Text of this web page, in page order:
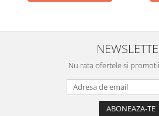
Masini batut stalpi
Pentru Casa si Camping
Aragaze, plite, piese butelii de
Accesorii aragaze & butelii
Nu rata ofertele si